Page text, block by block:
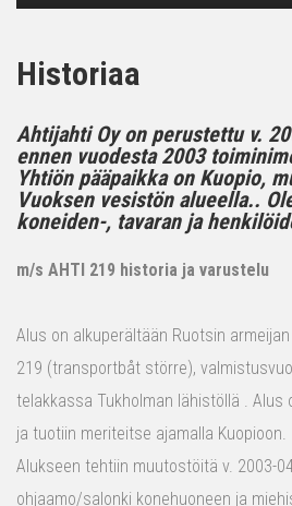
Historiaa
Ahtijahti Oy on perustettu v.
ennen vuodesta 2003
Yhtiön pääpaikka on Kuopio,
Vuoksen vesistön alueella..
koneiden-, tavaran ja
m/s AHTI 219 historia ja varustelu
Alus on alkuperältään Ruotsin
219 (transportbåt större),
telakkassa Tukholman lähistöllä . Alus
ja tuotiin meriteitse ajamalla Kuopioon.
Alukseen tehtiin muutostöitä v. 2003-
ohjaamo/salonki konehuoneen ja